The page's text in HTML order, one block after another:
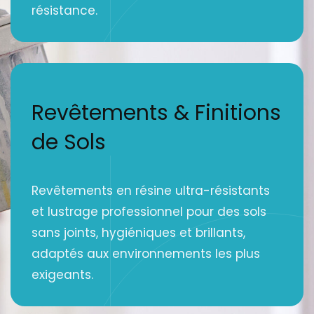
résistance.
Revêtements & Finitions
de Sols
Revêtements en résine ultra-résistants
et lustrage professionnel pour des sols
sans joints, hygiéniques et brillants,
adaptés aux environnements les plus
exigeants.